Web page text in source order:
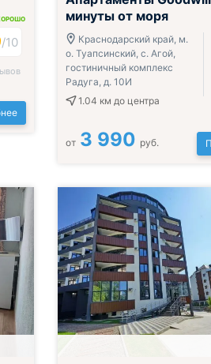
/10
минуты от моря
Краснодарский край, м.
о. Туапсинский, с. Агой,
гостиничный комплекс
Радуга, д. 10И
1.04 км до центра
от 3 990 руб.